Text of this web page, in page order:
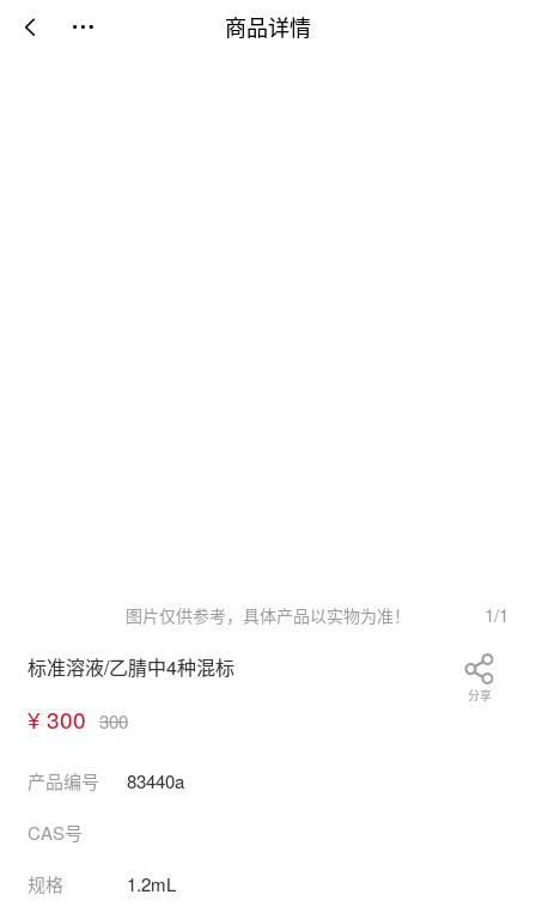
商品详情
 
图片仅供参考，具体产品以实物为准！ 1/1
标准溶液/乙腈中4种混标
¥ 300 300
分享
产品编号 83440a
CAS号
规格 1.2mL